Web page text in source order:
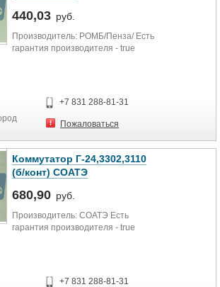
440,03 руб.
Производитель: РОМБ/Пенза/ Есть
гарантия производителя - true
+7 831 288-81-31
Пожаловаться
Коммутатор Г-24,3302,3110
(б/конт) СОАТЭ
680,90 руб.
Производитель: СОАТЭ Есть
гарантия производителя - true
+7 831 288-81-31